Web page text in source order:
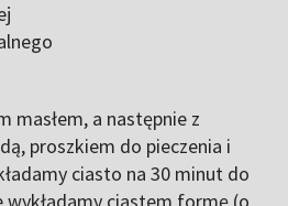
masłem, a następnie z
proszkiem do pieczenia i
ciasto na 30 minut do